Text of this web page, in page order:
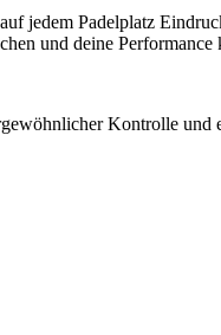
jedem Padelplatz
und deine Performance
Kontrolle und